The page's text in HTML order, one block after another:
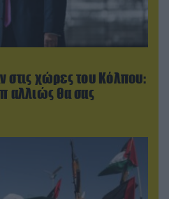
στις χώρες του Κόλπου:
αλλιώς θα σας